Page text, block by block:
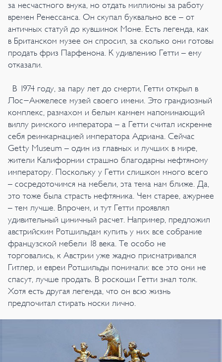
за несчастного внука, но отдать миллионы за работу
времен Ренессанса. Он скупал буквально все – от
античных статуй до кувшинок Моне. Есть легенда, как
в Британском музее он спросил, за сколько они готовы
продать фриз Парфенона. К удивлению Гетти – ему
отказали.
В 1974 году, за пару лет до смерти, Гетти открыл в
Лос-Анжелесе музей своего имени. Это грандиозный
комплекс, размахом и белым камнем напоминающий
виллу римского императора – а Гетти считал искренне
себя реинкарнацией императора Адриана. Сейчас
Getty Museum – один из главных и лучших в мире,
жители Калифорнии страшно благодарны нефтяному
императору. Поскольку у Гетти слишком много всего
– сосредоточимся на мебели, эта тема нам ближе. Да,
это тоже была страсть нефтяника. Чем старее, ажурнее
– тем лучше. Впрочем, и тут Гетти проявлял
удивительный циничный расчет. Например, предложил
австрийским Ротшильдам купить у них все собрание
французской мебели 18 века. Те особо не
торговались, к Австрии уже жадно присматривался
Гитлер, и евреи Ротшильды понимали: все это они не
спасут, лучше продать. В роскоши Гетти знал толк.
Хотя есть другая легенда, что он всю жизнь
предпочитал стирать носки лично.